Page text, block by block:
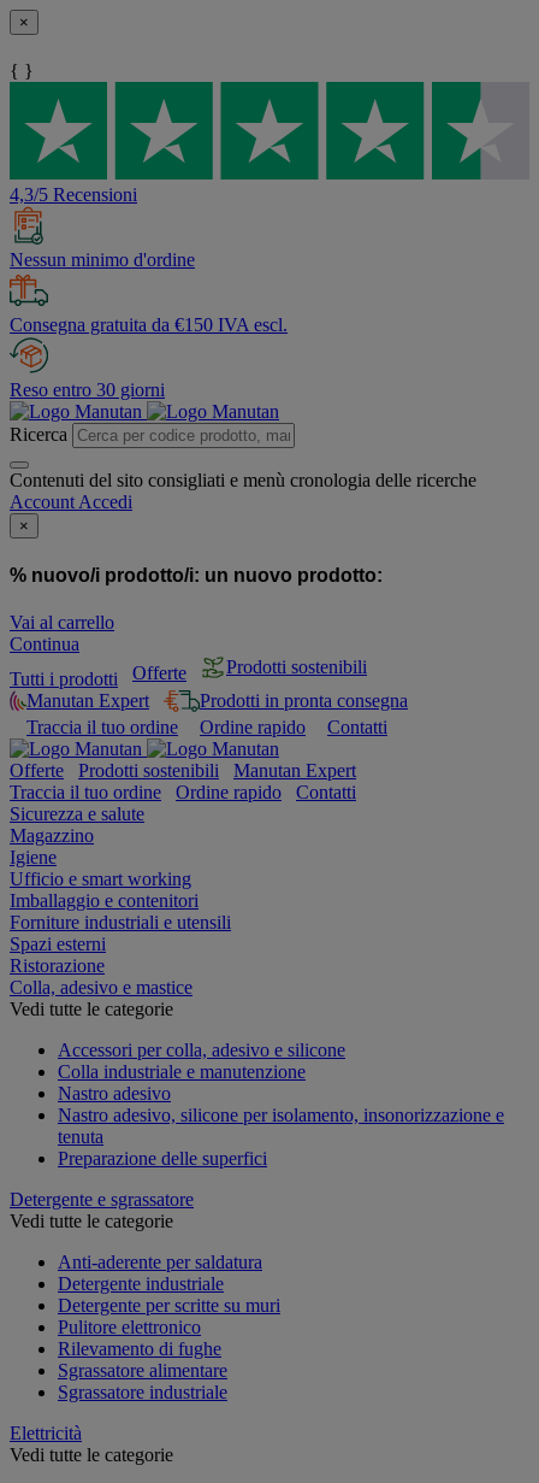
×
{ }
4,3/5 Recensioni
Nessun minimo d'ordine
Consegna gratuita da €150 IVA escl.
Reso entro 30 giorni
Ricerca
Contenuti del sito consigliati e menù cronologia delle ricerche
Account Accedi
×
% nuovo/i prodotto/i: un nuovo prodotto:
Vai al carrello
Continua
Tutti i prodotti
Offerte
Prodotti sostenibili
Manutan Expert
Prodotti in pronta consegna
Traccia il tuo ordine
Ordine rapido Contatti
Offerte Prodotti sostenibili
Manutan Expert
Traccia il tuo ordine
Ordine rapido
Contatti
Sicurezza e salute
Magazzino
Igiene
Ufficio e smart working
Imballaggio e contenitori
Forniture industriali e utensili
Spazi esterni
Ristorazione
Colla, adesivo e mastice
Vedi tutte le categorie
Accessori per colla, adesivo e silicone
Colla industriale e manutenzione
Nastro adesivo
Nastro adesivo, silicone per isolamento, insonorizzazione e
tenuta
Preparazione delle superfici
Detergente e sgrassatore
Vedi tutte le categorie
Anti-aderente per saldatura
Detergente industriale
Detergente per scritte su muri
Pulitore elettronico
Rilevamento di fughe
Sgrassatore alimentare
Sgrassatore industriale
Elettricità
Vedi tutte le categorie